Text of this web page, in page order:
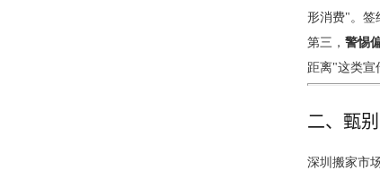
形消费"。签
第三， 警惕
距离"这类宣
二、甄
深圳搬家市